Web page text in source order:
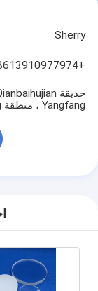
Sherry
+8613910977974
Yangfang ، منطقة Changping ، بكين ، الصين